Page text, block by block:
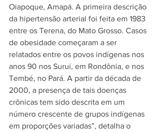
Oiapoque, Amapá. A primeira descrição
da hipertensão arterial foi feita em 1983
entre os Terena, do Mato Grosso. Casos
de obesidade começaram a ser
relatados entre os povos indígenas nos
anos 90 nos Suruí, em Rondônia, e nos
Tembé, no Pará. A partir da década de
2000, a presença de tais doenças
crônicas tem sido descrita em um
número crescente de grupos indígenas
em proporções variadas”, detalha o